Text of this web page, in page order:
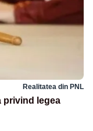
Realitatea din PNL
privind legea